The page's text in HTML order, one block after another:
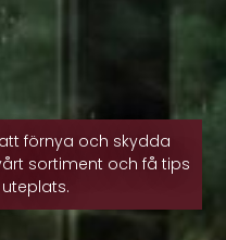
förnya och skydda
sortiment och få tips